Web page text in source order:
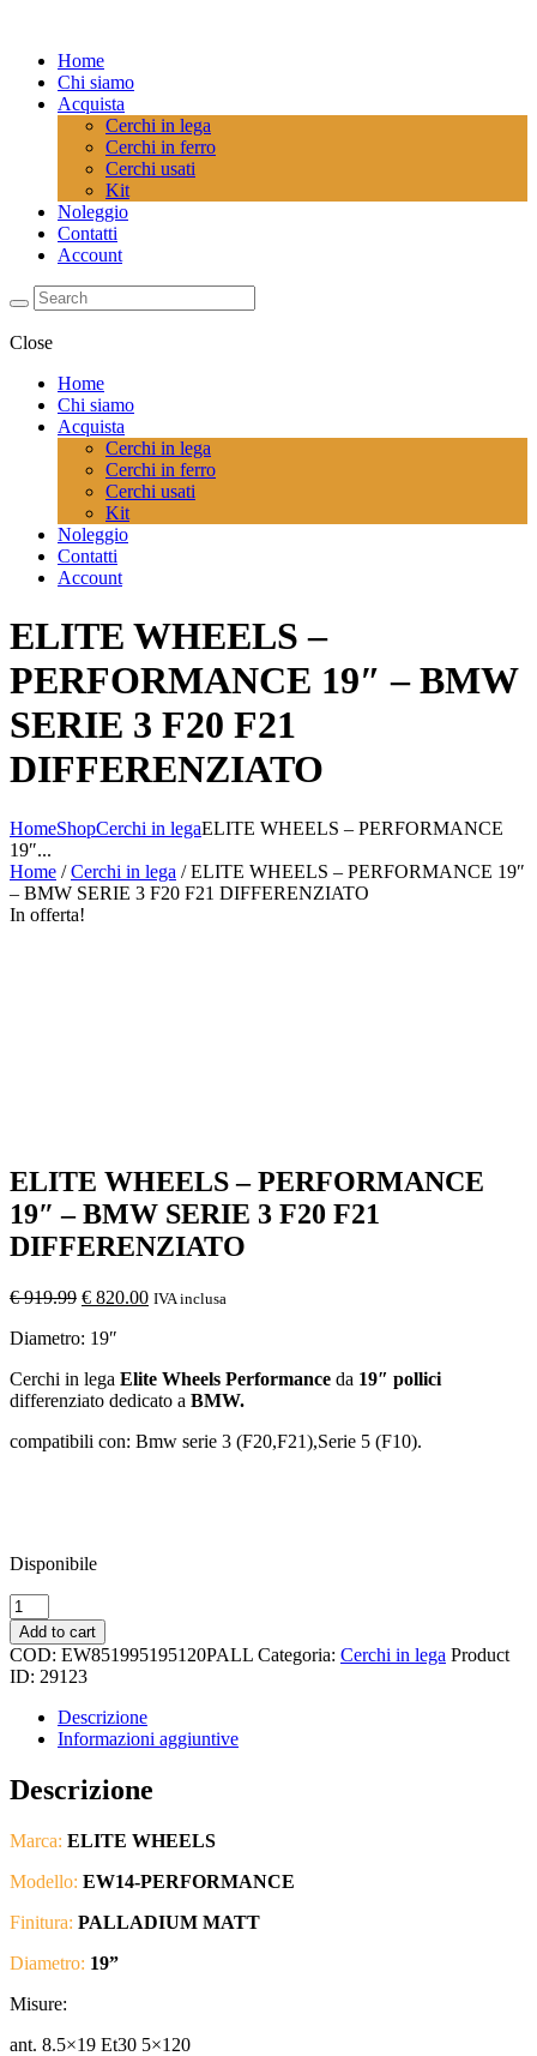
Home
Chi siamo
Acquista
Cerchi in lega
Cerchi in ferro
Cerchi usati
Kit
Noleggio
Contatti
Account
Close
Home
Chi siamo
Acquista
Cerchi in lega
Cerchi in ferro
Cerchi usati
Kit
Noleggio
Contatti
Account
ELITE WHEELS –
PERFORMANCE 19″ – BMW
SERIE 3 F20 F21
DIFFERENZIATO
HomeShopCerchi in legaELITE WHEELS – PERFORMANCE
19″...
Home /Cerchi in lega / ELITE WHEELS – PERFORMANCE 19″
– BMW SERIE 3 F20 F21 DIFFERENZIATO
In offerta!
ELITE WHEELS – PERFORMANCE
19″ – BMW SERIE 3 F20 F21
DIFFERENZIATO
€919.99 Il
originale
€ 919.99.
€ 820.00Il
€ 820.00.
IVA inclusa
Diametro: 19″
Cerchi in lega Elite Wheels Performance da 19″ pollici
differenziato dedicato a BMW.
compatibili con: Bmw serie 3 (F20,F21),Serie 5 (F10).
Disponibile
ELITE
WHEELS
-
PERFORMANCE
19"
BMW
SERIE
3
F20
DIFFERENZIATO
Add to cart
COD: EW851995195120PALL Categoria: Cerchi in lega Product
ID: 29123
Descrizione
Informazioni aggiuntive
Descrizione
Marca: ELITE WHEELS
Modello: EW14-PERFORMANCE
Finitura: PALLADIUM MATT
Diametro: 19”
Misure:
ant. 8.5×19 Et30 5×120